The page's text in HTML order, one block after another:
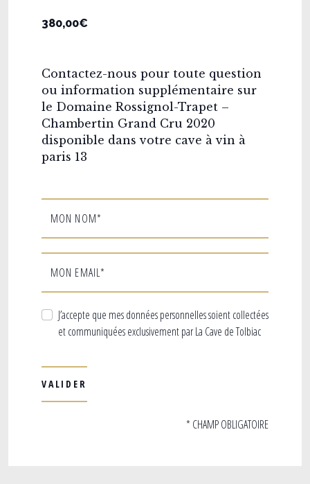
380,00€
Contactez-nous pour toute question
ou information supplémentaire sur
le Domaine Rossignol-Trapet –
Chambertin Grand Cru 2020
disponible dans votre cave à vin à
paris 13
MON NOM*
MON EMAIL*
J’accepte que mes données personnelles soient collectées
et communiquées exclusivement par La Cave de Tolbiac
* CHAMP OBLIGATOIRE